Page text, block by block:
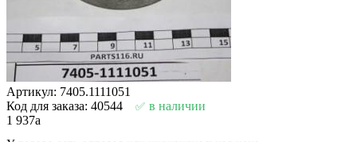
Артикул: 7405.1111051
Код для заказа: 40544
в наличии
1 937a